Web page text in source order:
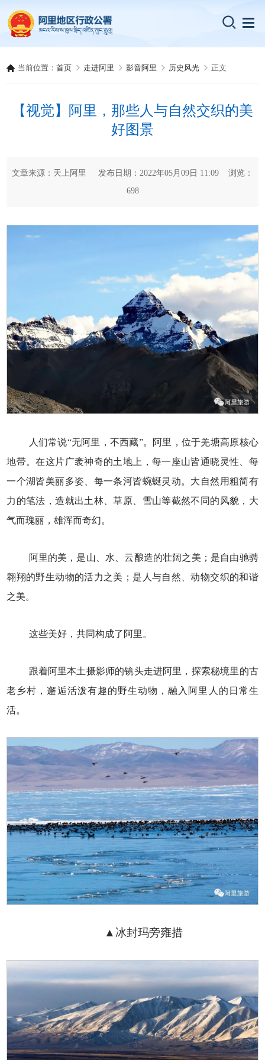
当前位置：首页 走进阿里 影音阿里 历史风光 正文
【视觉】阿里，那些人与自然交织的美
好图景
文章来源：天上阿里 发布日期：2022年05月09日 11:09 浏览：
698
人们常说“无阿里，不西藏”。阿里，位于羌塘高原核心
地带。在这片广袤神奇的土地上，每一座山皆通晓灵性、每
一个湖皆美丽多姿、每一条河皆蜿蜒灵动。大自然用粗简有
力的笔法，造就出土林、草原、雪山等截然不同的风貌，大
气而瑰丽，雄浑而奇幻。
阿里的美，是山、水、云酿造的壮阔之美；是自由驰骋
翱翔的野生动物的活力之美；是人与自然、动物交织的和谐
之美。
这些美好，共同构成了阿里。
跟着阿里本土摄影师的镜头走进阿里，探索秘境里的古
老乡村，邂逅活泼有趣的野生动物，融入阿里人的日常生
活。
▲冰封玛旁雍措